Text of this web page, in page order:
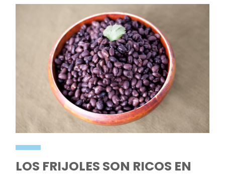
LOS FRIJOLES SON RICOS EN